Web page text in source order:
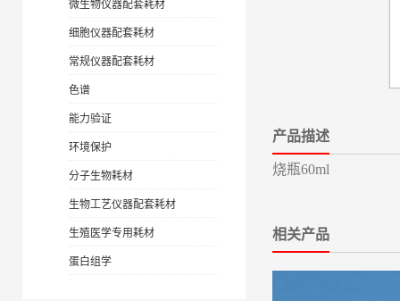
微生物仪器配套耗材
细胞仪器配套耗材
常规仪器配套耗材
色谱
能力验证
环境保护
分子生物耗材
生物工艺仪器配套耗材
生殖医学专用耗材
蛋白组学
产品描述
烧瓶60ml
相关产品